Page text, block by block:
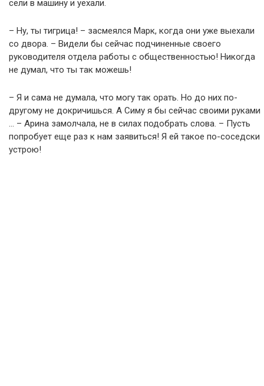
сели в машину и уехали.
– Ну, ты тигрица! – засмеялся Марк, когда они уже выехали
со двора. – Видели бы сейчас подчиненные своего
руководителя отдела работы с общественностью! Никогда
не думал, что ты так можешь!
– Я и сама не думала, что могу так орать. Но до них по-
другому не докричишься. А Симу я бы сейчас своими руками
… – Арина замолчала, не в силах подобрать слова. – Пусть
попробует еще раз к нам заявиться! Я ей такое по-соседски
устрою!